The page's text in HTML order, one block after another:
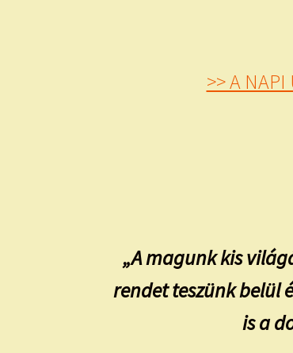
>> A NAPI
„A magunk kis
rendet teszünk belül
is a